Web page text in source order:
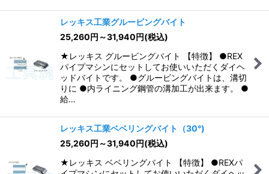
レッキス工業グルービングバイト
25,260円 ～31,940円(税込)
★レッキス グルービングバイト 【特徴】 ●REX
パイプマシンにセットしてお使いいただくダイヘ
ッドバイトです。 ●グルービングバイトは、溝切
りに ●内ライニング鋼管の溝加工が出来ます。 ●
給…
レッキス工業ベベリングバイト（30°)
25,260円 ～31,940円(税込)
★レッキス ベベリングバイト 【特徴】 ●REXパ